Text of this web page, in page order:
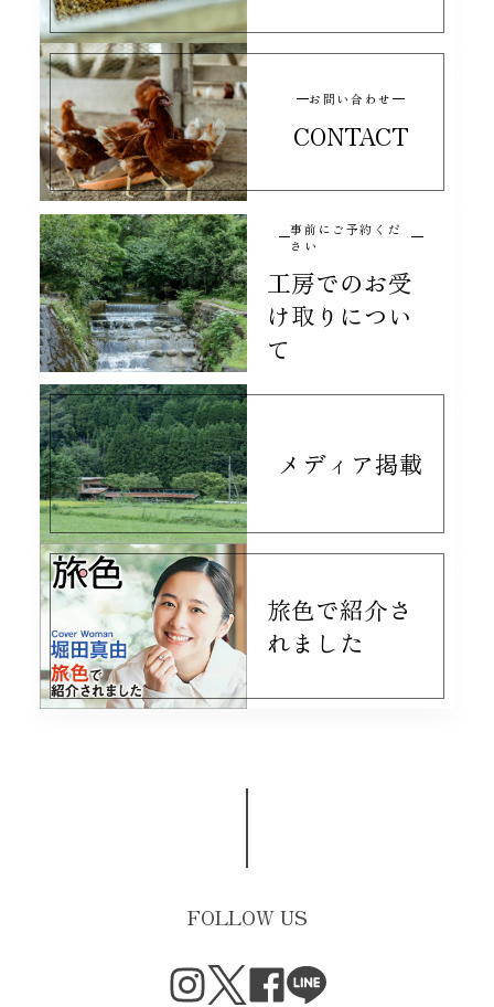
お問い合わせ
CONTACT
事前にご予約くだ
さい
工房でのお受
け取りについ
て
メディア掲載
旅色で紹介さ
れました
FOLLOW US